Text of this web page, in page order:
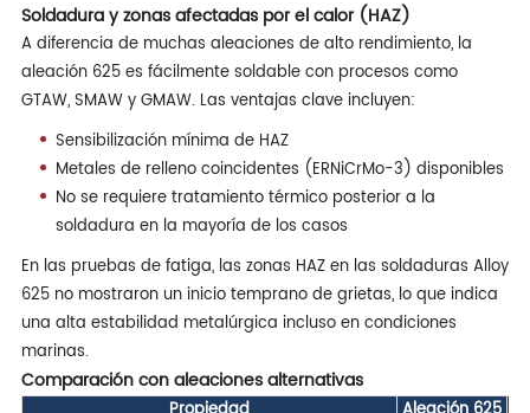
Soldadura y zonas afectadas por el calor (HAZ)
A diferencia de muchas aleaciones de alto rendimiento, la
aleación 625 es fácilmente soldable con procesos como
GTAW, SMAW y GMAW. Las ventajas clave incluyen:
Sensibilización mínima de HAZ
Metales de relleno coincidentes (ERNiCrMo-3) disponibles
No se requiere tratamiento térmico posterior a la
soldadura en la mayoría de los casos
En las pruebas de fatiga, las zonas HAZ en las soldaduras Alloy
625 no mostraron un inicio temprano de grietas, lo que indica
una alta estabilidad metalúrgica incluso en condiciones
marinas.
Comparación con aleaciones alternativas